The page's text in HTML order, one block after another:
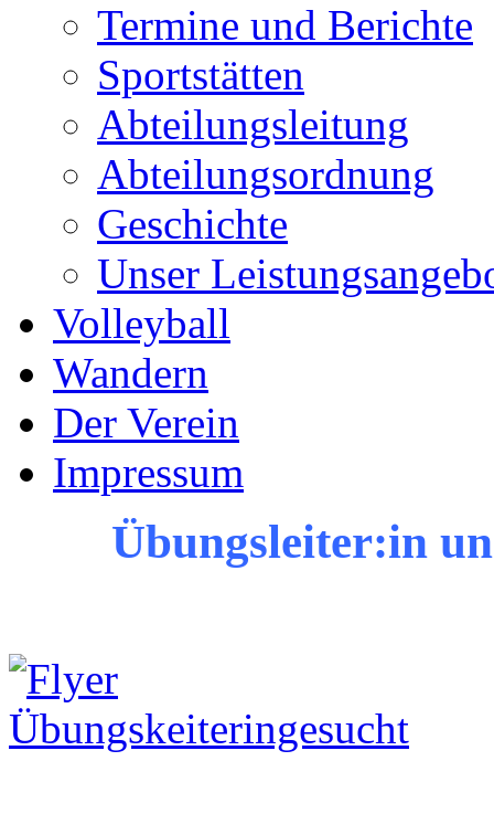
Termine und Berichte
Sportstätten
Abteilungsleitung
Abteilungsordnung
Geschichte
Unser
Volleyball
Wandern
Der Verein
Impressum
Übungsleiter:in